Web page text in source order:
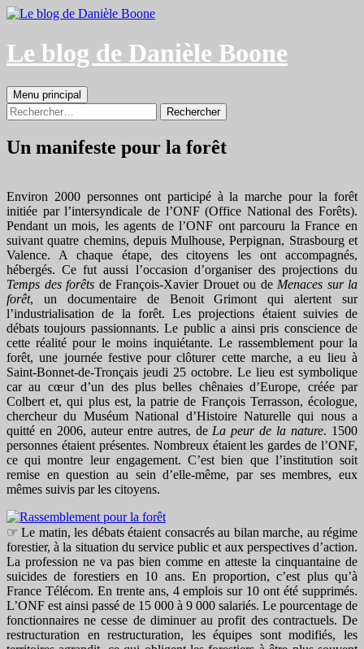
Aller
contenu
Le blog de Danièle Boone
Recherche
Menu principal
Rechercher :
Un manifeste pour la forêt
Environ 2000 personnes ont participé à la marche pour la forêt
initiée par l’intersyndicale de l’ONF (Office National des Forêts).
Pendant un mois, les agents de l’ONF ont parcouru la France en
suivant quatre chemins, depuis Mulhouse, Perpignan, Strasbourg et
Valence. A chaque étape, des citoyens les ont accompagnés,
hébergés. Ce fut aussi l’occasion d’organiser des projections du
Temps des forêts de François-Xavier Drouet ou de Menaces sur la
forêt, un documentaire de Benoit Grimont qui alertent sur
l’industrialisation de la forêt. Les projections étaient suivies de
débats toujours passionnants. Le public a ainsi pris conscience de
cette réalité pour le moins inquiétante. Le rassemblement pour la
forêt, une journée festive pour clôturer cette marche, a eu lieu à
Saint-Bonnet-de-Tronçais jeudi 25 octobre. Le lieu est symbolique
car au cœur d’un des plus belles chênaies d’Europe, créée par
Colbert et, qui plus est, la patrie de François Terrasson, écologue,
chercheur du Muséum National d’Histoire Naturelle qui nous a
quitté en 2006, auteur entre autres, de La peur de la nature. 1500
personnes étaient présentes. Nombreux étaient les gardes de l’ONF,
ce qui montre leur engagement. C’est bien que l’institution soit
remise en question au sein d’elle-même, par ses membres, eux
mêmes suivis par les citoyens.
☞ Le matin, les débats étaient consacrés au bilan marche, au régime
forestier, à la situation du service public et aux perspectives d’action.
La profession ne va pas bien comme en atteste la cinquantaine de
suicides de forestiers en 10 ans. En proportion, c’est plus qu’à
France Télécom. En trente ans, 4 emplois sur 10 ont été supprimés.
L’ONF est ainsi passé de 15 000 à 9 000 salariés. Le pourcentage de
fonctionnaires ne cesse de diminuer au profit des contractuels. De
restructuration en restructuration, les équipes sont modifiés, les